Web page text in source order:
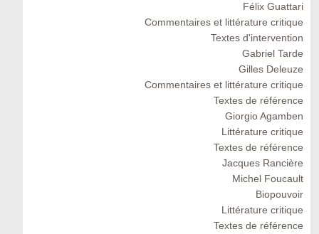
Félix Guattari
Commentaires et littérature critique
Textes d'intervention
Gabriel Tarde
Gilles Deleuze
Commentaires et littérature critique
Textes de référence
Giorgio Agamben
Littérature critique
Textes de référence
Jacques Rancière
Michel Foucault
Biopouvoir
Littérature critique
Textes de référence